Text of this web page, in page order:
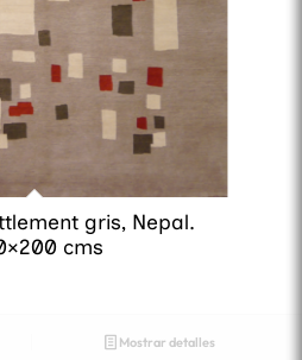
gris, Nepal.
cms
Mostrar detalles